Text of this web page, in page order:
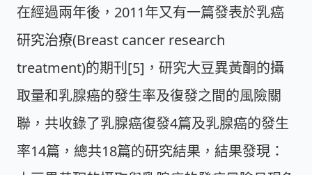
在經過兩年後，2011年又有一篇發表於乳癌
研究治療(Breast cancer research
treatment)的期刊[5]，研究大豆異黃酮的攝
取量和乳腺癌的發生率及復發之間的風險關
聯，共收錄了乳腺癌復發4篇及乳腺癌的發生
率14篇，總共18篇的研究結果，結果發現：